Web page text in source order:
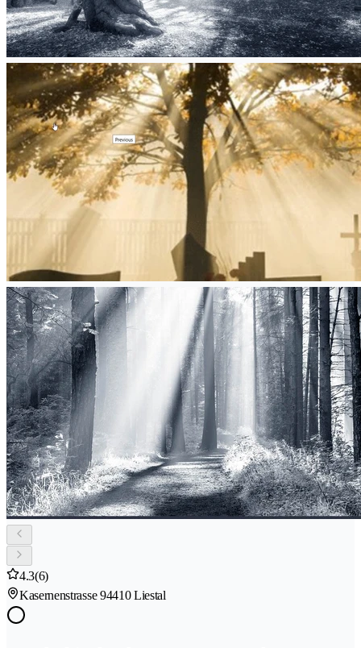
4.3(6)
Kasernenstrasse 94410 Liestal